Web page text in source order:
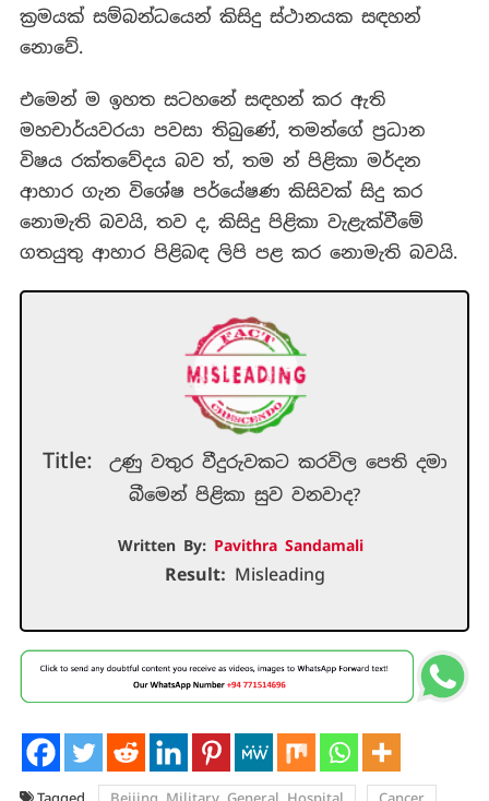
ක්‍රමයක් සම්බන්ධයෙන් කිසිදු ස්ථානයක සඳහන්
නොවේ.
එමෙන් ම ඉහත සටහනේ සඳහන් කර ඇති
මහචාර්යවරයා පවසා තිබුණේ, තමන්ගේ ප්‍රධාන
විෂය රක්තවේදය බව ත්, තම න් පිළිකා මර්දන
ආහාර ගැන විශේෂ පර්යේෂණ කිසිවක් සිදු කර
නොමැති බවයි, තව ද, කිසිදු පිළිකා වැළැක්වීමේ
ගතයුතු ආහාර පිළිබඳ ලිපි පළ කර නොමැති බවයි.
Title:
උණු වතුර වීදුරුවකට කරවිල පෙති දමා
බීමෙන් පිළිකා සුව වනවාද?
Written By: Pavithra Sandamali
Result: Misleading